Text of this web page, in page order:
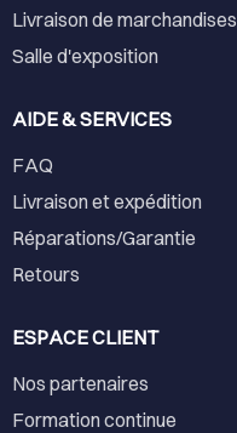
Livraison de marchandises
Salle d'exposition
AIDE & SERVICES
FAQ
Livraison et expédition
Réparations/Garantie
Retours
ESPACE CLIENT
Nos partenaires
Formation continue